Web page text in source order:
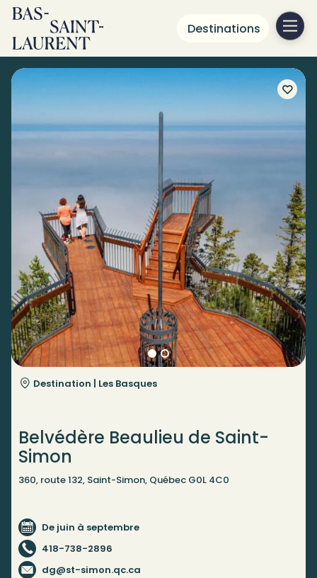
Destinations
Destination | Les Basques
Belvédère Beaulieu de Saint-
Simon
360, route 132, Saint-Simon, Québec G0L 4C0
De juin à septembre
418-738-2896
dg@st-simon.qc.ca